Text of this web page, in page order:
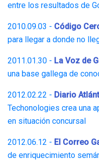
entre los resultados de
2010.09.03 - Código
para llegar a donde no
2011.01.30 - La Voz de
una base gallega de
2012.02.22 - Diario
Techonologies crea una
en situación concursal
2012.06.12 - El Correo
de enriquecimiento